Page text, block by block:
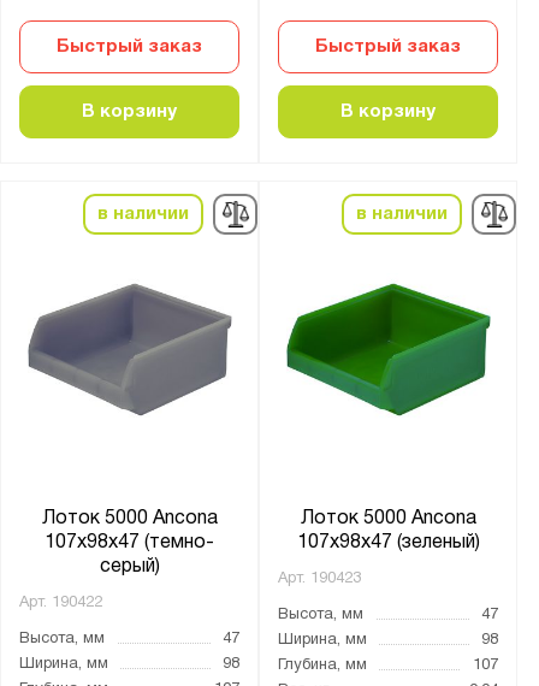
Быстрый заказ
В корзину
Быстрый заказ
В корзину
в наличии
Лоток 5000 Ancona
107x98x47 (темно-
серый)
Арт. 190422
Высота, мм
47
Ширина, мм
98
в наличии
Лоток 5000 Ancona
107x98x47 (зеленый)
Арт. 190423
Высота, мм
47
Ширина, мм
98
Глубина, мм
107